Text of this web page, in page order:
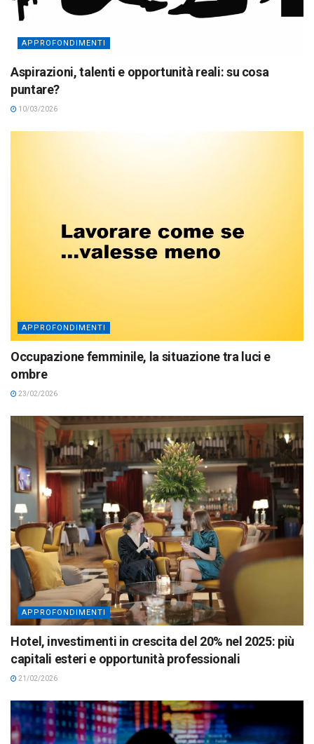
APPROFONDIMENTI
Aspirazioni, talenti e opportunità reali: su cosa
puntare?
10/03/2026
APPROFONDIMENTI
Occupazione femminile, la situazione tra luci e
ombre
23/02/2026
APPROFONDIMENTI
Hotel, investimenti in crescita del 20% nel 2025: più
capitali esteri e opportunità professionali
21/02/2026